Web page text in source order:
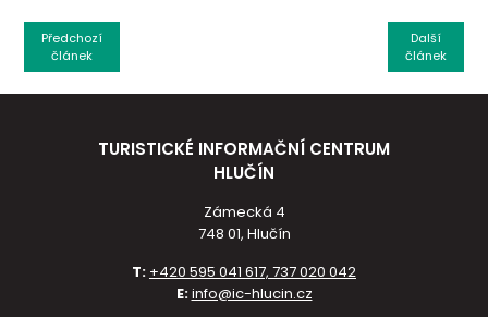
Další
článek
Předchozí
článek
TURISTICKÉ INFORMAČNÍ CENTRUM
HLUČÍN
Zámecká 4
748 01, Hlučín
T: +420 595 041 617, 737 020 042
E:info@ic-hlucin.cz